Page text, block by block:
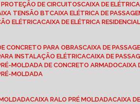
PROTEÇÃO DE CIRCUITOS CAIXA DE
TENSÃO BT CAIXA ELÉTRICA DE
ELÉTRICA
CAIXA DE ELÉTRICA
CONCRETO PARA OBRAS CAIXA DE
INSTALAÇÃO ELÉTRICA CAIXA DE
MOLDADA DE CONCRETO ARMADO
MOLDADA
CAIXA RALO PRÉ MOLDADA CAIXA